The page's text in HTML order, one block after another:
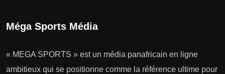
Méga Sports Média
« MEGA SPORTS » est un média panafricain en ligne
ambitieux qui se positionne comme la référence ultime pour